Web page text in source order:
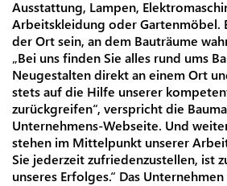
Ausstattung, Lampen,
Arbeitskleidung oder Gartenmöbel.
der Ort sein, an dem Bauträume
„Bei uns finden Sie alles rund ums
Neugestalten direkt an einem Ort
stets auf die Hilfe unserer
zurückgreifen“, verspricht die
Unternehmens-Webseite. Und
stehen im Mittelpunkt unserer
Sie jederzeit zufriedenzustellen, ist
unseres Erfolges.“ Das